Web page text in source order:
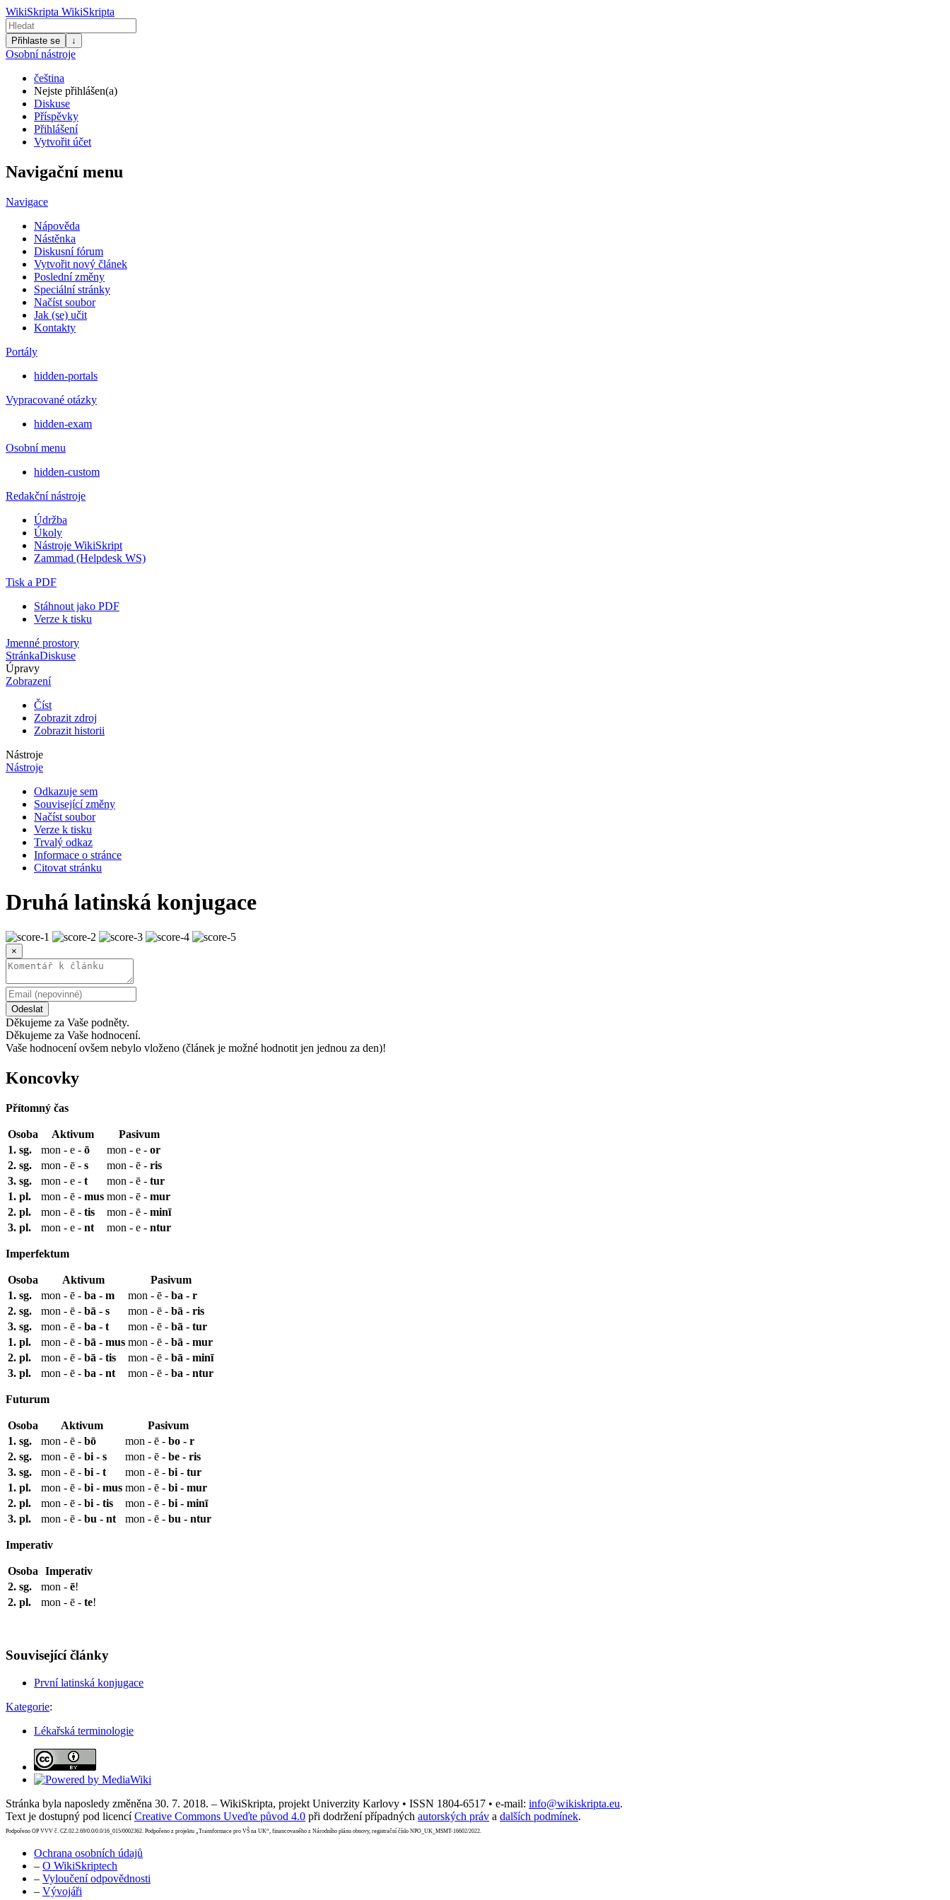
WikiSkripta WikiSkripta
Přihlaste se ↓
Osobní nástroje
čeština
Nejste přihlášen(a)
Diskuse
Příspěvky
Přihlášení
Vytvořit účet
Navigační menu
Navigace
Nápověda
Nástěnka
Diskusní fórum
Vytvořit nový článek
Poslední změny
Speciální stránky
Načíst soubor
Jak (se) učit
Kontakty
Portály
hidden-portals
Vypracované otázky
hidden-exam
Osobní menu
hidden-custom
Redakční nástroje
Údržba
Úkoly
Nástroje WikiSkript
Zammad (Helpdesk WS)
Tisk a PDF
Stáhnout jako PDF
Verze k tisku
Jmenné prostory
StránkaDiskuse
Úpravy
Zobrazení
Číst
Zobrazit zdroj
Zobrazit historii
Nástroje
Nástroje
Odkazuje sem
Související změny
Načíst soubor
Verze k tisku
Trvalý odkaz
Informace o stránce
Citovat stránku
Druhá latinská konjugace
×
Odeslat
Děkujeme za Vaše podněty.
Děkujeme za Vaše hodnocení.
Vaše hodnocení ovšem nebylo vloženo (článek je možné hodnotit jen jednou za den)!
Koncovky
Přítomný čas
Osoba Aktivum
Pasivum
1. sg.
mon - e - ō mon - e - or
2. sg.
mon - ē - s mon - ē - ris
3. sg.
mon - e - t mon - ē - tur
1. pl.
mon - ē - mus mon - ē - mur
2. pl.
mon - ē - tis mon - ē - minī
3. pl.
mon - e - nt mon - e - ntur
Imperfektum
Osoba Aktivum
Pasivum
1. sg.
mon - ē - ba - m mon - ē - ba - r
2. sg.
mon - ē - bā - s mon - ē - bā - ris
3. sg.
mon - ē - ba - t mon - ē - bā - tur
1. pl.
mon - ē - bā - mus mon - ē - bā - mur
2. pl.
mon - ē - bā - tis mon - ē - bā - minī
3. pl.
mon - ē - ba - nt mon - ē - ba - ntur
Futurum
Osoba Aktivum
Pasivum
1. sg.
mon - ē - bō mon - ē - bo - r
2. sg.
mon - ē - bi - s mon - ē - be - ris
3. sg.
mon - ē - bi - t mon - ē - bi - tur
1. pl.
mon - ē - bi - mus mon - ē - bi - mur
2. pl.
mon - ē - bi - tis mon - ē - bi - minī
3. pl.
mon - ē - bu - nt mon - ē - bu - ntur
Imperativ
Osoba
Imperativ
2. sg.
mon - ē!
2. pl.
mon - ē - te!
Související články
První latinská konjugace
Kategorie:
Lékařská terminologie
Stránka byla naposledy změněna 30. 7. 2018. – WikiSkripta, projekt Univerzity Karlovy • ISSN 1804-6517 • e-mail: info@wikiskripta.eu.
Text je dostupný pod licencíCreative Commons Uveďte původ 4.0 při dodržení případných autorských práv a dalších podmínek.
Podpořeno OP VVV č. CZ.02.2.69/0.0/0.0/16_015/0002362. Podpořeno z projektu „Transformace pro VŠ na UK“, financovaného z Národního plánu obnovy, registrační číslo NPO_UK_MSMT-16602/2022.
Ochrana osobních údajů
– O WikiSkriptech
– Vyloučení odpovědnosti
– Vývojáři